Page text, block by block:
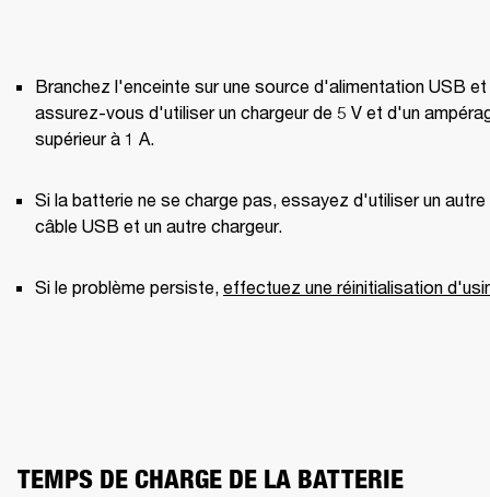
Branchez l'enceinte sur une source d'alimentation USB et
assurez-vous d'utiliser un chargeur de 5 V et d'un
supérieur à 1 A.
Si la batterie ne se charge pas, essayez d'utiliser un autre
câble USB et un autre chargeur.
Si le problème persiste, effectuez une réinitialisation
TEMPS DE CHARGE DE LA BATTERIE